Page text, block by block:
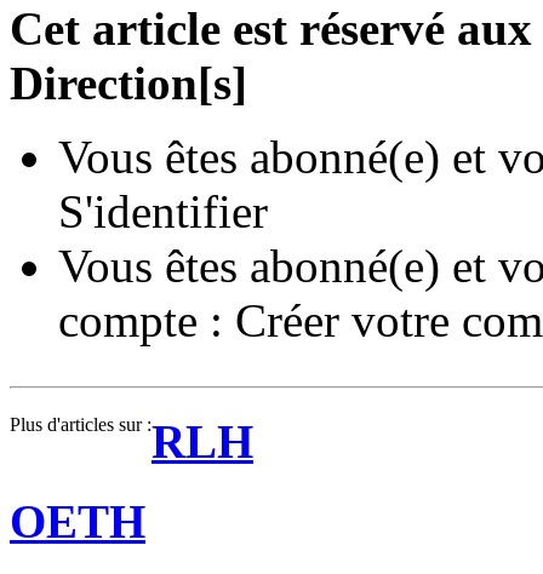
Cet article est réservé
Direction[s]
Vous êtes abonné(e) et
S'identifier
Vous êtes abonné(e) et
compte : Créer votre
Plus d'articles sur :RLH
OETH